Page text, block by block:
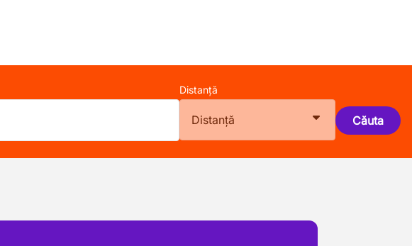
Distanță
Distanță Căuta